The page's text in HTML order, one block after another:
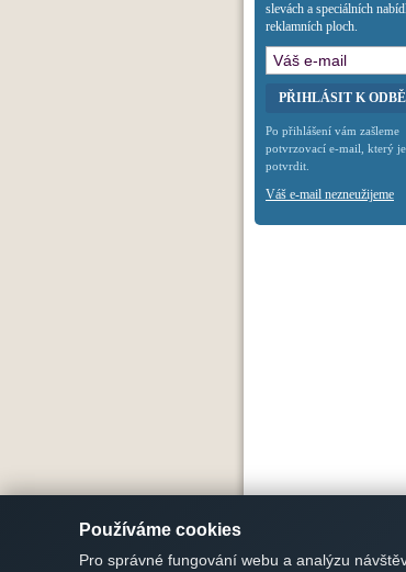
slevách a speciálních
reklamních ploch.
Po přihlášení vám zašleme
potvrzovací e-mail, který
potvrdit.
Váš e-mail nezneužijeme
Používáme cookies
Pro správné fungování webu a analýzu